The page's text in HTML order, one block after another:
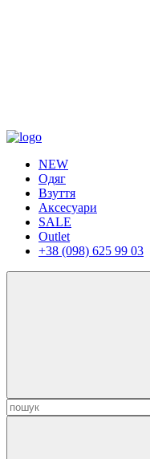
NEW
Одяг
Взуття
Аксесуари
SALE
Outlet
+38 (098) 625 99 03